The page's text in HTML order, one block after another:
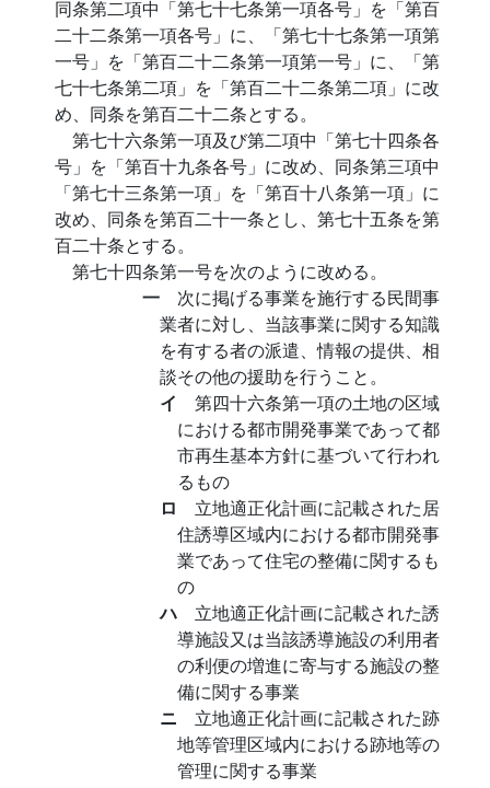
同条第二項中「第七十七条第一項各号」を「第百
二十二条第一項各号」に、「第七十七条第一項第
一号」を「第百二十二条第一項第一号」に、「第
七十七条第二項」を「第百二十二条第二項」に改
め、同条を第百二十二条とする。
第七十六条第一項及び第二項中「第七十四条各
号」を「第百十九条各号」に改め、同条第三項中
「第七十三条第一項」を「第百十八条第一項」に
改め、同条を第百二十一条とし、第七十五条を第
百二十条とする。
第七十四条第一号を次のように改める。
一 次に掲げる事業を施行する民間事
業者に対し、当該事業に関する知識
を有する者の派遣、情報の提供、相
談その他の援助を行うこと。
イ 第四十六条第一項の土地の区域
における都市開発事業であって都
市再生基本方針に基づいて行われ
るもの
ロ 立地適正化計画に記載された居
住誘導区域内における都市開発事
業であって住宅の整備に関するも
の
ハ 立地適正化計画に記載された誘
導施設又は当該誘導施設の利用者
の利便の増進に寄与する施設の整
備に関する事業
ニ 立地適正化計画に記載された跡
地等管理区域内における跡地等の
管理に関する事業